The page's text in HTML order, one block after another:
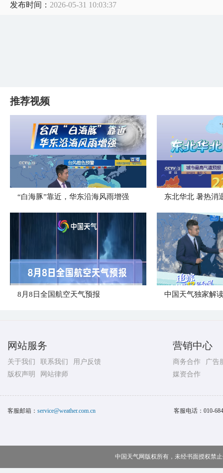
发布时间： 2026-05-31 10:03:37
推荐视频
“白海豚”靠近，华东沿海风雨增强 东北华北 暑热消
8月8日全国航空天气预报 中国天气独家解
网站服务
关于我们 联系我们
用户反馈
版权声明
网站律师
营销中心
商务合作
广告
媒资合作
客服邮箱： service@weather.com.cn 客服电话： 010-
中国天气网版权所有，未经书面授权